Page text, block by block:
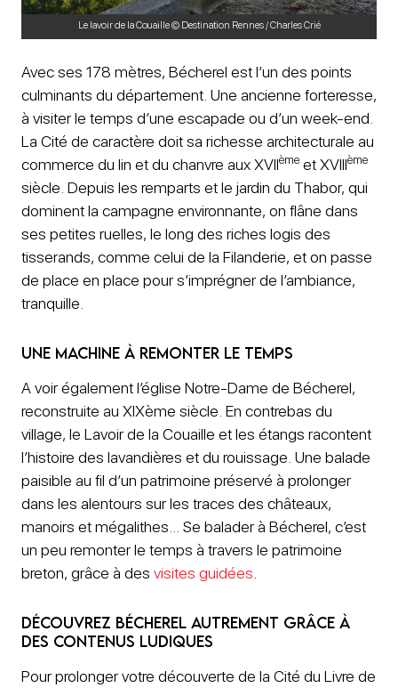
Le lavoir de la Couaille © Destination Rennes / Charles Crié
Avec ses 178 mètres, Bécherel est l’un des points
culminants du département. Une ancienne forteresse,
à visiter le temps d’une escapade ou d’un week-end.
La Cité de caractère doit sa richesse architecturale au
commerce du lin et du chanvre aux XVIIème et XVIIIème
siècle. Depuis les remparts et le jardin du Thabor, qui
dominent la campagne environnante, on flâne dans
ses petites ruelles, le long des riches logis des
tisserands, comme celui de la Filanderie, et on passe
de place en place pour s’imprégner de l’ambiance,
tranquille.
Une machine à remonter le temps
A voir également l’église Notre-Dame de Bécherel,
reconstruite au XIXème siècle. En contrebas du
village, le Lavoir de la Couaille et les étangs racontent
l’histoire des lavandières et du rouissage. Une balade
paisible au fil d’un patrimoine préservé à prolonger
dans les alentours sur les traces des châteaux,
manoirs et mégalithes… Se balader à Bécherel, c’est
un peu remonter le temps à travers le patrimoine
breton, grâce à des visites guidées
Découvrez Bécherel autrement grâce à
des contenus ludiques
Pour prolonger votre découverte de la Cité du Livre de